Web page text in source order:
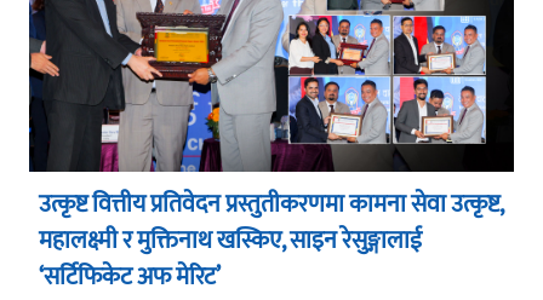
उत्कृष्ट वित्तीय प्रतिवेदन प्रस्तुतीकरणमा कामना सेवा उत्कृष्ट,
महालक्ष्मी र मुक्तिनाथ खस्किए, साइन रेसुङ्गालाई
‘सर्टिफिकेट अफ मेरिट’